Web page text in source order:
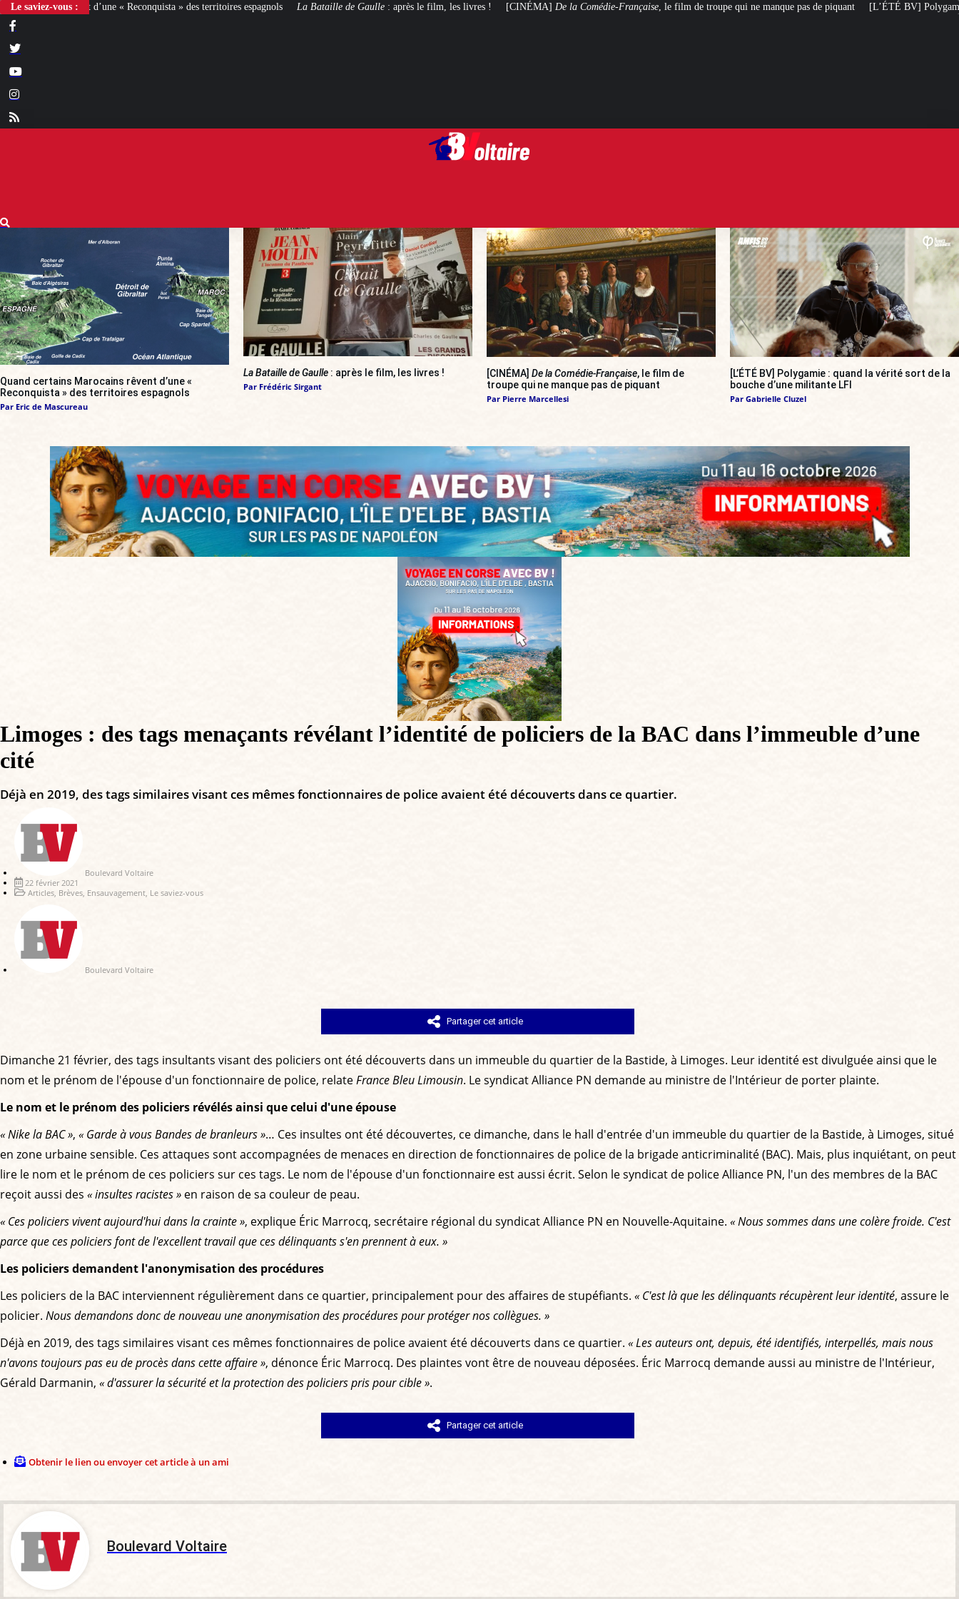
Le saviez-vous :» des territoires espagnols La Bataille de Gaulle: après le film, les livres ! [CINÉMA]De la Comédie-Française, le film de troupe qui ne manque pas de piquant [L’ÉTÉ BV] Polygamie : quand la vérité sort de la
Quand certains Marocains rêvent d’une «
Reconquista » des territoires espagnols
Par Eric de Mascureau
La Bataille de Gaulle : après le film, les livres !
Par Frédéric Sirgant
[CINÉMA] De la Comédie-Française, le film de
troupe qui ne manque pas de piquant
Par Pierre Marcellesi
[L’ÉTÉ BV] Polygamie : quand la vérité sort de la
bouche d’une militante LFI
Par Gabrielle Cluzel
Limoges : des tags menaçants révélant l’identité de policiers de la BAC dans l’immeuble d’une
cité
Déjà en 2019, des tags similaires visant ces mêmes fonctionnaires de police avaient été découverts dans ce quartier.
Boulevard Voltaire
22 février 2021
Articles Brèves Ensauvagement Le saviez-vous
Boulevard Voltaire
Partager cet article
Dimanche 21 février, des tags insultants visant des policiers ont été découverts dans un immeuble du quartier de la Bastide, à Limoges. Leur identité est divulguée ainsi que le
nom et le prénom de l'épouse d'un fonctionnaire de police, relateFrance Bleu Limousin. Le syndicat Alliance PN demande au ministre de l'Intérieur de porter plainte.
Le nom et le prénom des policiers révélés ainsi que celui d'une épouse
« Nike la BAC », « Garde à vous Bandes de branleurs »… Ces insultes ont été découvertes, ce dimanche, dans le hall d'entrée d'un immeuble du quartier de la Bastide, à Limoges, situé
en zone urbaine sensible. Ces attaques sont accompagnées de menaces en direction de fonctionnaires de police de la brigade anticriminalité (BAC). Mais, plus inquiétant, on peut
lire le nom et le prénom de ces policiers sur ces tags. Le nom de l'épouse d'un fonctionnaire est aussi écrit. Selon le syndicat de police Alliance PN, l'un des membres de la BAC
reçoit aussi des « insultes racistes » en raison de sa couleur de peau.
« Ces policiers vivent aujourd'hui dans la crainte », explique Éric Marrocq, secrétaire régional du syndicat Alliance PN en Nouvelle-Aquitaine. « Nous sommes dans une colère froide. C'est
parce que ces policiers font de l'excellent travail que ces délinquants s'en prennent à eux. »
Les policiers demandent l'anonymisation des procédures
Les policiers de la BAC interviennent régulièrement dans ce quartier, principalement pour des affaires de stupéfiants. « C'est là que les délinquants récupèrent leur identité, assure le
policier. Nous demandons donc de nouveau une anonymisation des procédures pour protéger nos collègues. »
Déjà en 2019, des tags similaires visant ces mêmes fonctionnaires de police avaient été découverts dans ce quartier. « Les auteurs ont, depuis, été identifiés, interpellés, mais nous
n'avons toujours pas eu de procès dans cette affaire », dénonce Éric Marrocq. Des plaintes vont être de nouveau déposées. Éric Marrocq demande aussi au ministre de l'Intérieur,
Gérald Darmanin, « d'assurer la sécurité et la protection des policiers pris pour cible ».
Partager cet article
Obtenir le lien ou envoyer cet article à un ami
Boulevard Voltaire